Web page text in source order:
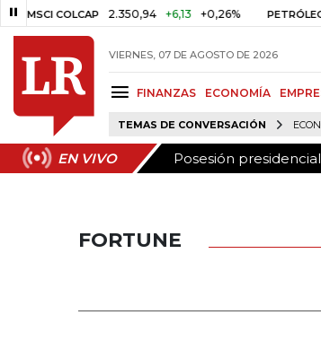
2.350,94 +6,13 +0,26% PETRÓLEO WTI
VIERNES, 07 DE AGOSTO DE 2026
FINANZAS ECONOMÍA
TEMAS DE CONVERSACIÓN
EN VIVO Posesión
EN VIVO Posesión
FORTUNE